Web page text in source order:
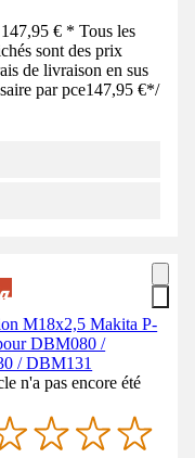
€ * Tous les
sont des prix
de livraison en sus
par pce147,95 €*/
M18x2,5 Makita P-
DBM080 /
/ DBM131
n'a pas encore été